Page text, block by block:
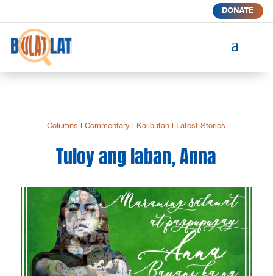
DONATE
a
Columns |Commentary Kalibutan Latest Stories
Tuloy ang laban, Anna